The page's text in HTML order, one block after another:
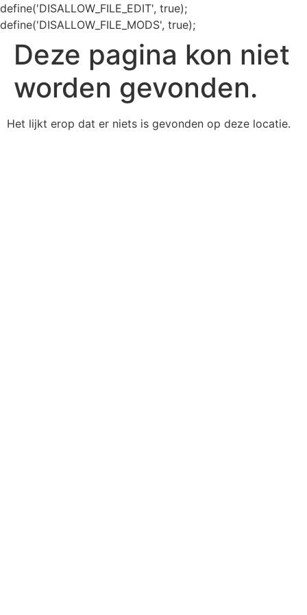
define('DISALLOW_FILE_EDIT', true);
define('DISALLOW_FILE_MODS', true);
Deze pagina kon niet
worden gevonden.
Het lijkt erop dat er niets is gevonden op deze locatie.